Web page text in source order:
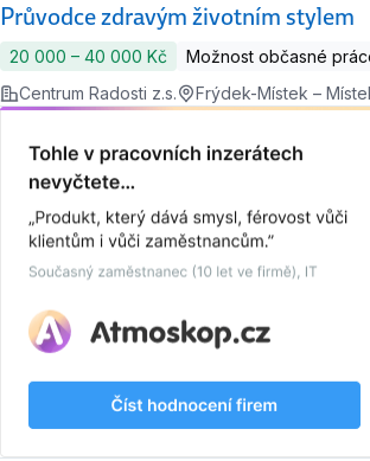
Průvodce zdravým životním stylem
20 000 ‍–‍ 40 000 Kč
Možnost občasné
Centrum Radosti z.s.
Frýdek-Místek –